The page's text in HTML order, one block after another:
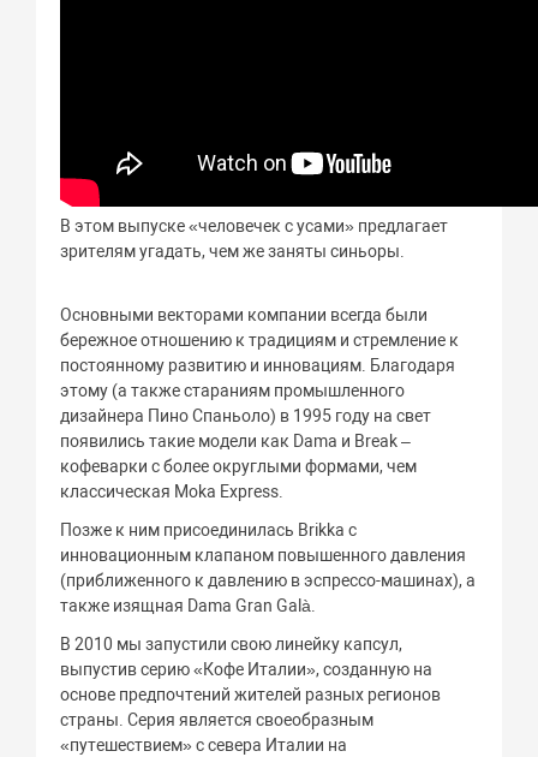
В этом выпуске «человечек с усами» предлагает
зрителям угадать, чем же заняты синьоры.
Основными векторами компании всегда были
бережное отношению к традициям и стремление к
постоянному развитию и инновациям. Благодаря
этому (а также стараниям промышленного
дизайнера Пино Спаньоло) в 1995 году на свет
появились такие модели как Dama и Break –
кофеварки с более округлыми формами, чем
классическая Moka Express.
Позже к ним присоединилась Brikka с
инновационным клапаном повышенного давления
(приближенного к давлению в эспрессо-машинах), а
также изящная Dama Gran Galà.
В 2010 мы запустили свою линейку капсул,
выпустив серию «Кофе Италии», созданную на
основе предпочтений жителей разных регионов
страны. Серия является своеобразным
«путешествием» с севера Италии на